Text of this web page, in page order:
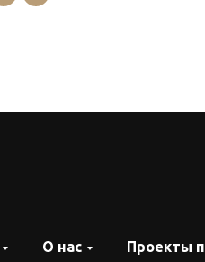
О нас Проекты